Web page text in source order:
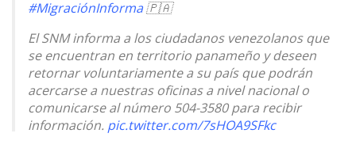
#MigraciónInforma🇵🇦
El SNM informa a los ciudadanos venezolanos que
se encuentran en territorio panameño y deseen
retornar voluntariamente a su país que podrán
acercarse a nuestras oficinas a nivel nacional o
comunicarse al número 504-3580 para recibir
información. pic.twitter.com/7sHOA9SFkc